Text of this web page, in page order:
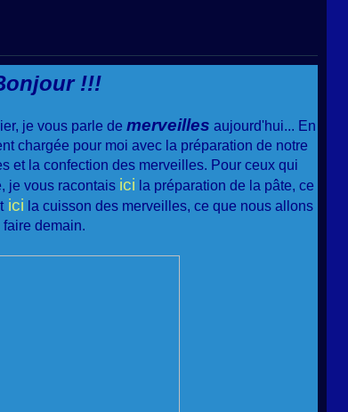
!!!
je vous parle de merveilles aujourd'hui... En
chargée pour moi avec la préparation de notre
et la confection des merveilles. Pour ceux qui
je vous racontais ici la préparation de la pâte, ce
ici la cuisson des merveilles, ce que nous allons
faire demain.